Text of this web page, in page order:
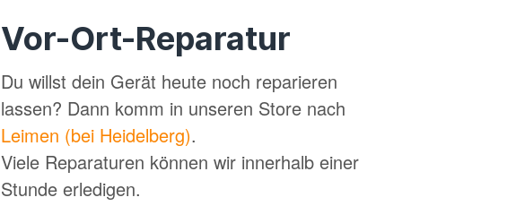
Vor-Ort-Reparatur
Du willst dein Gerät heute noch reparieren
lassen? Dann komm in unseren Store nach
Leimen (bei Heidelberg).
Viele Reparaturen können wir innerhalb einer
Stunde erledigen.